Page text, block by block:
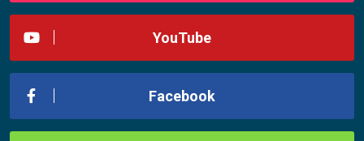
YouTube
Facebook